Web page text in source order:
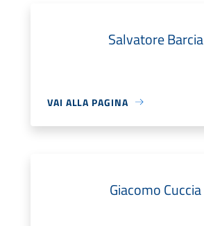
Salvatore Barcia
VAI ALLA PAGINA
Giacomo Cuccia